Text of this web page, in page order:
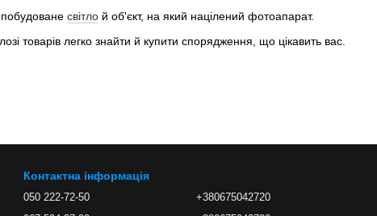
світло й об'єкт, на який націлений фотоапарат.
товарів легко знайти й купити спорядження, що цікавить вас.
Контактна інформація
050 222-72-50
+380675042720